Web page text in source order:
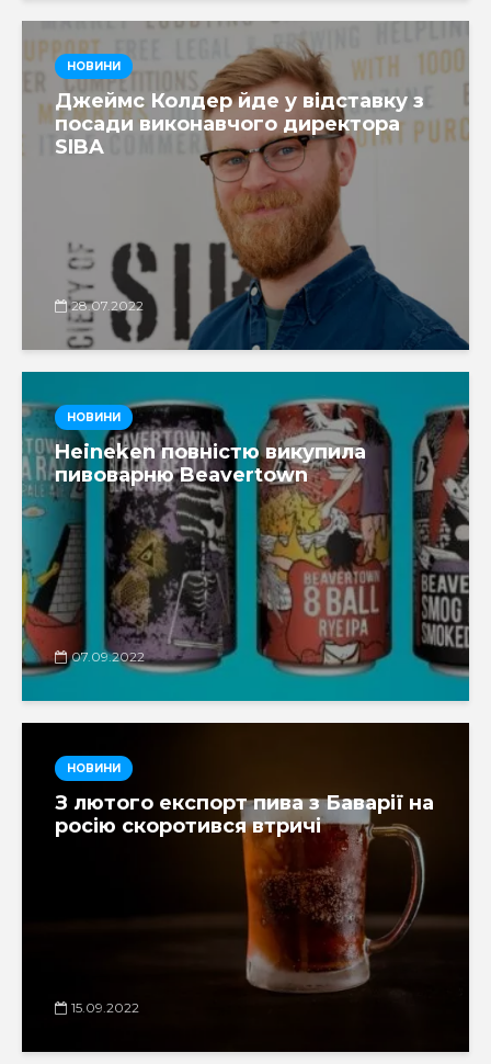
НОВИНИ
Джеймс Колдер йде у відставку з
посади виконавчого директора
SIBA
28.07.2022
НОВИНИ
Heineken повністю викупила
пивоварню Beavertown
07.09.2022
НОВИНИ
З лютого експорт пива з Баварії на
росію скоротився втричі
15.09.2022